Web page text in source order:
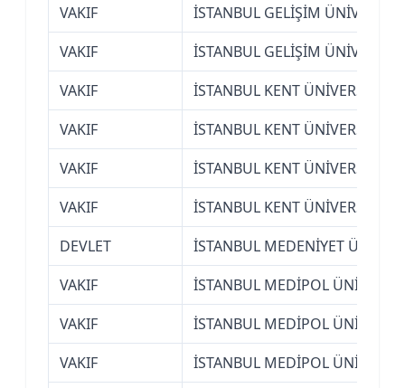
VAKIF
İSTANBUL GELİŞİM
VAKIF
İSTANBUL GELİŞİM
VAKIF
İSTANBUL KENT ÜNİVERSİTESİ
VAKIF
İSTANBUL KENT ÜNİVERSİTESİ
VAKIF
İSTANBUL KENT ÜNİVERSİTESİ
VAKIF
İSTANBUL KENT ÜNİVERSİTESİ
DEVLET
İSTANBUL MEDENİYET
VAKIF
İSTANBUL MEDİPOL
VAKIF
İSTANBUL MEDİPOL
VAKIF
İSTANBUL MEDİPOL